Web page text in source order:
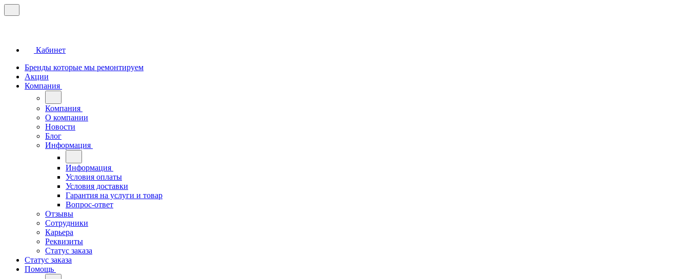
Кабинет
Бренды которые мы ремонтируем
Акции
Компания
Компания
О компании
Новости
Блог
Информация
Информация
Условия оплаты
Условия доставки
Гарантия на услуги и товар
Вопрос-ответ
Отзывы
Сотрудники
Карьера
Реквизиты
Статус заказа
Статус заказа
Помощь